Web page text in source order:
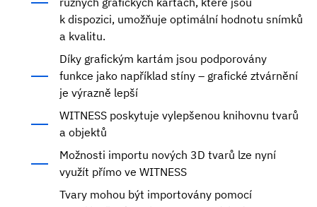
k dispozici, umožňuje optimální hodnotu snímků
a kvalitu.
Díky grafickým kartám jsou podporovány
funkce jako například stíny – grafické ztvárnění
je výrazně lepší
WITNESS poskytuje vylepšenou knihovnu tvarů
a objektů
Možnosti importu nových 3D tvarů lze nyní
využít přímo ve WITNESS
Tvary mohou být importovány pomocí